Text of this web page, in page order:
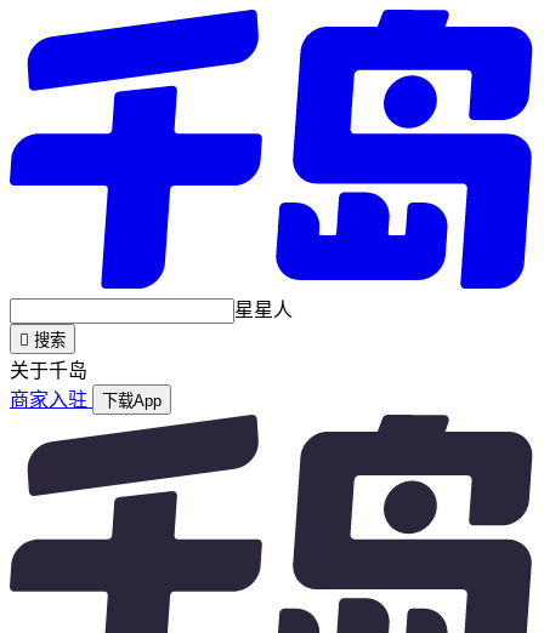
星星人
 搜索
关于千岛
商家入驻
下载App